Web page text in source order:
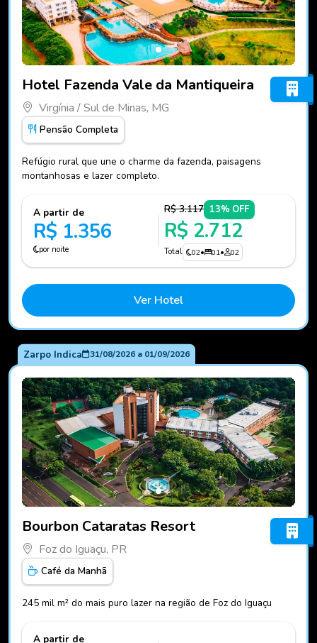
Hotel Fazenda Vale da Mantiqueira
Virgínia / Sul de Minas, MG
Pensão Completa
Refúgio rural que une o charme da fazenda, paisagens
montanhosas e lazer completo.
A partir de
R$ 1.356
por noite
R$ 3.117 13% OFF
R$ 2.712
Total 02• 01• 02
Ver Hotel
Zarpo Indica 31/08/2026a 01/09/2026
Bourbon Cataratas Resort
Foz do Iguaçu, PR
Café da Manhã
245 mil m² do mais puro lazer na região de Foz do Iguaçu
A partir de